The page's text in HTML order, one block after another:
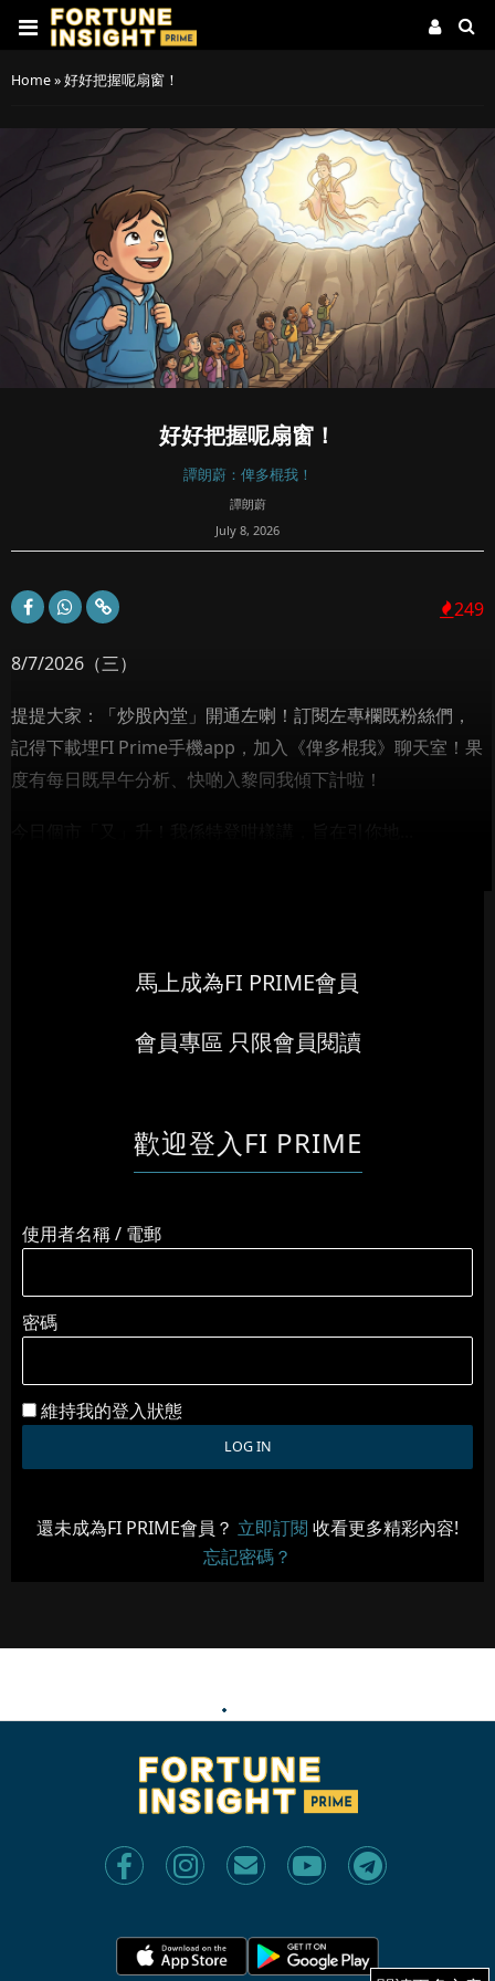
Home»好好把握呢扇窗！
好好把握呢扇窗！
譚朗蔚：俾多棍我！
譚朗蔚
July 8, 2026
249
8/7/2026（三）
提提大家：「炒股內堂」開通左喇！訂閱左專欄既粉絲們，
記得下載埋FI Prime手機app，加入《俾多棍我》聊天室！果
度有每日既早午分析、快啲入黎同我傾下計啦！
馬上成為FI PRIME會員
會員專區 只限會員閱讀
歡迎登入FI PRIME
使用者名稱 / 電郵
密碼
維持我的登入狀態
還未成為FI PRIME會員？ 立即訂閱 收看更多精彩內容!
忘記密碼？